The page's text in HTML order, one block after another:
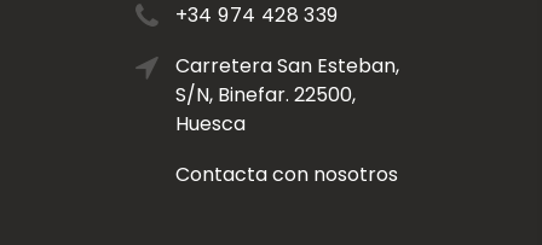
+34 974 428 339
Carretera San Esteban,
S/N, Binefar. 22500,
Huesca
Contacta con nosotros